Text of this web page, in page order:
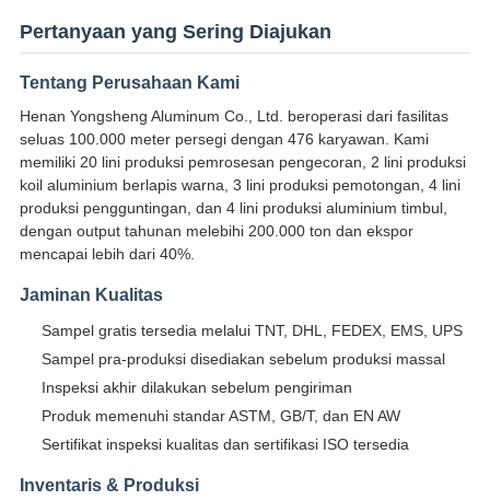
Pertanyaan yang Sering Diajukan
Tentang Perusahaan Kami
Henan Yongsheng Aluminum Co., Ltd. beroperasi dari fasilitas
seluas 100.000 meter persegi dengan 476 karyawan. Kami
memiliki 20 lini produksi pemrosesan pengecoran, 2 lini produksi
koil aluminium berlapis warna, 3 lini produksi pemotongan, 4 lini
produksi pengguntingan, dan 4 lini produksi aluminium timbul,
dengan output tahunan melebihi 200.000 ton dan ekspor
mencapai lebih dari 40%.
Jaminan Kualitas
Sampel gratis tersedia melalui TNT, DHL, FEDEX, EMS, UPS
Sampel pra-produksi disediakan sebelum produksi massal
Inspeksi akhir dilakukan sebelum pengiriman
Produk memenuhi standar ASTM, GB/T, dan EN AW
Sertifikat inspeksi kualitas dan sertifikasi ISO tersedia
Inventaris & Produksi